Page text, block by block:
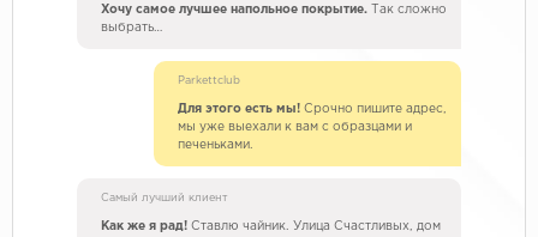
Хочу самое лучшее напольное покрытие. Так сложно
выбрать…
Parkettclub
Для этого есть мы! Срочно пишите адрес,
мы уже выехали к вам с образцами и
печеньками.
Самый лучший клиент
Как же я рад! Ставлю чайник. Улица Счастливых, дом